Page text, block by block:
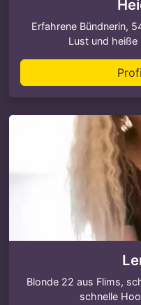
Erfahrene Bündnerin,
Lust und heiße
Blonde 22 aus Flims,
schnelle